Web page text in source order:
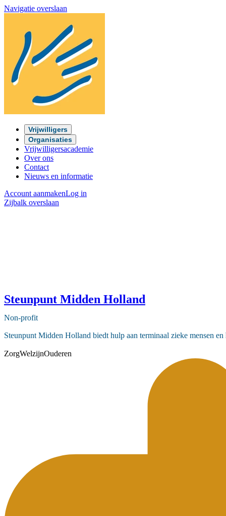
Navigatie overslaan
Vrijwilligers
Organisaties
Vrijwilligersacademie
Over ons
Contact
Nieuws en informatie
Account aanmakenLog in
Zijbalk overslaan
Steunpunt Midden Holland
Non-profit
Steunpunt Midden Holland biedt hulp aan terminaal zieke mensen
ZorgWelzijnOuderen